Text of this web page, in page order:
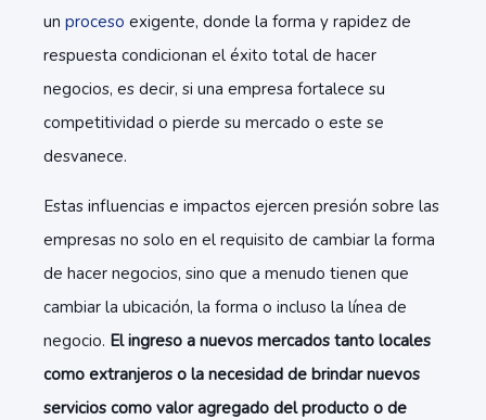
un proceso exigente, donde la forma y rapidez de
respuesta condicionan el éxito total de hacer
negocios, es decir, si una empresa fortalece su
competitividad o pierde su mercado o este se
desvanece.
Estas influencias e impactos ejercen presión sobre las
empresas no solo en el requisito de cambiar la forma
de hacer negocios, sino que a menudo tienen que
cambiar la ubicación, la forma o incluso la línea de
negocio. El ingreso a nuevos mercados tanto locales
como extranjeros o la necesidad de brindar nuevos
servicios como valor agregado del producto o de